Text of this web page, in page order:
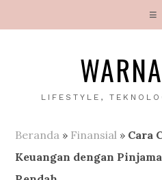
LIFESTYLE,
Beranda » Finansial » Cara
Keuangan dengan